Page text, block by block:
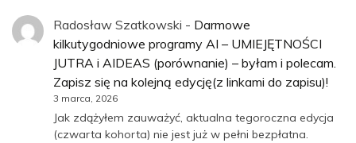
Radosław Szatkowski - Darmowe
kilkutygodniowe programy AI – UMIEJĘTNOŚCI
JUTRA i AIDEAS (porównanie) – byłam i polecam.
Zapisz się na kolejną edycję(z linkami do zapisu)!
3 marca, 2026
Jak zdążyłem zauważyć, aktualna tegoroczna edycja
(czwarta kohorta) nie jest już w pełni bezpłatna.